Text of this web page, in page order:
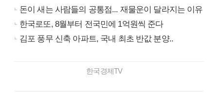
돈이 새는 사람들의 공통점... 재물운이 달라지는 이유
한국로또, 8월부터 전국민에 1억원씩 준다
김포 풍무 신축 아파트, 국내 최초 반값 분양..
한국경제TV